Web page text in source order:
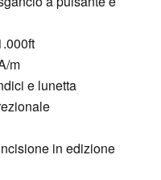
m
e lunetta
in edizione